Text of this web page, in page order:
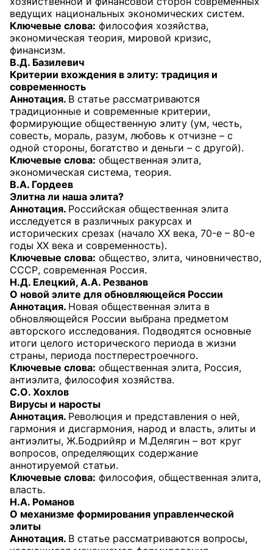
ведущих национальных экономических систем.
Ключевые слова: философия хозяйства,
экономическая теория, мировой кризис,
финансизм.
В.Д. Базилевич
Критерии вхождения в элиту: традиция и
современность
Аннотация. В статье рассматриваются
традиционные и современные критерии,
формирующие общественную элиту (ум, честь,
совесть, мораль, разум, любовь к отчизне – с
одной стороны, богатство и деньги – с другой).
Ключевые слова: общественная элита,
экономическая система, теория.
В.А. Гордеев
Элитна ли наша элита?
Аннотация. Российская общественная элита
исследуется в различных ракурсах и
исторических срезах (начало XX века, 70-е – 80-е
годы XX века и современность).
Ключевые слова: общество, элита, чиновничество,
СССР, современная Россия.
Н.Д. Елецкий, А.А. Резванов
О новой элите для обновляющейся России
Аннотация. Новая общественная элита в
обновляющейся России выбрана предметом
авторского исследования. Подводятся основные
итоги целого исторического периода в жизни
страны, периода постперестроечного.
Ключевые слова: общественная элита, Россия,
антиэлита, философия хозяйства.
С.О. Хохлов
Вирусы и наросты
Аннотация. Революция и представления о ней,
гармония и дисгармония, народ и власть, элиты и
антиэлиты, Ж.Бодрийяр и М.Делягин – вот круг
вопросов, определяющих содержание
аннотируемой статьи.
Ключевые слова: философия, общественная элита,
власть.
Н.А. Романов
О механизме формирования управленческой
элиты
Аннотация. В статье рассматриваются вопросы,